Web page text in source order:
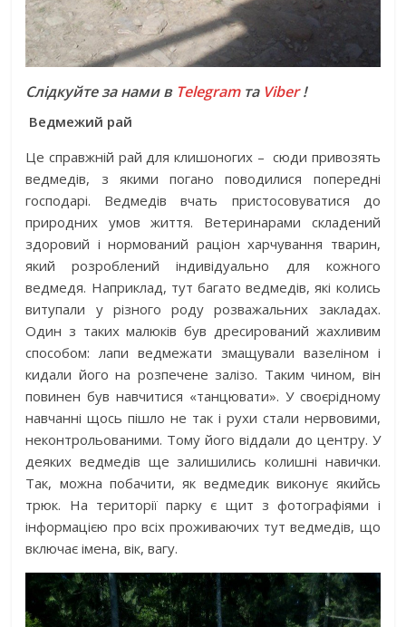
Слідкуйте за нами в Telegramта Viber!
Ведмежий рай
Це справжній рай для клишоногих – сюди привозять
ведмедів, з якими погано поводилися попередні
господарі. Ведмедів вчать пристосовуватися до
природних умов життя. Ветеринарами складений
здоровий і нормований раціон харчування тварин,
який розроблений індивідуально для кожного
ведмедя. Наприклад, тут багато ведмедів, які колись
витупали у різного роду розважальних закладах.
Один з таких малюків був дресирований жахливим
способом: лапи ведмежати змащували вазеліном і
кидали його на розпечене залізо. Таким чином, він
повинен був навчитися «танцювати». У своєрідному
навчанні щось пішло не так і рухи стали нервовими,
неконтрольованими. Тому його віддали до центру. У
деяких ведмедів ще залишились колишні навички.
Так, можна побачити, як ведмедик виконує якийсь
трюк. На території парку є щит з фотографіями і
інформацією про всіх проживаючих тут ведмедів, що
включає імена, вік, вагу.